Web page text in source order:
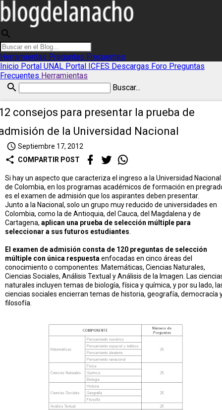
search
Herramientas Preguntas Frecuentes
Inicio Portal UNAL Portal ICFES Descargas Foro Preguntas
Frecuentes Herramientas
search Buscar...
consejos para presentar la prueba de
de la Universidad Nacional
access_time Septiembre 17, 2012
share COMPARTIR POST
Si hay un aspecto que caracteriza el ingreso a la Universidad Nacional
de Colombia, en los programas académicos de formación en
es el examen de admisión que los aspirantes deben presentar.
Junto a la Nacional, solo un grupo muy reducido de universidades en
Colombia, como la de Antioquia, del Cauca, del Magdalena y de
Cartagena, aplican una prueba de selección múltiple para
seleccionar a sus futuros estudiantes
El examen de admisión consta de 120 preguntas de selección
múltiple con única respuesta enfocadas en cinco áreas del
conocimiento o componentes: Matemáticas, Ciencias Naturales,
Ciencias Sociales, Análisis Textual y Análisis de la Imagen. Las
naturales incluyen temas de biología, física y química, y por su lado,
ciencias sociales encierran temas de historia, geografía, democracía
filosofía.